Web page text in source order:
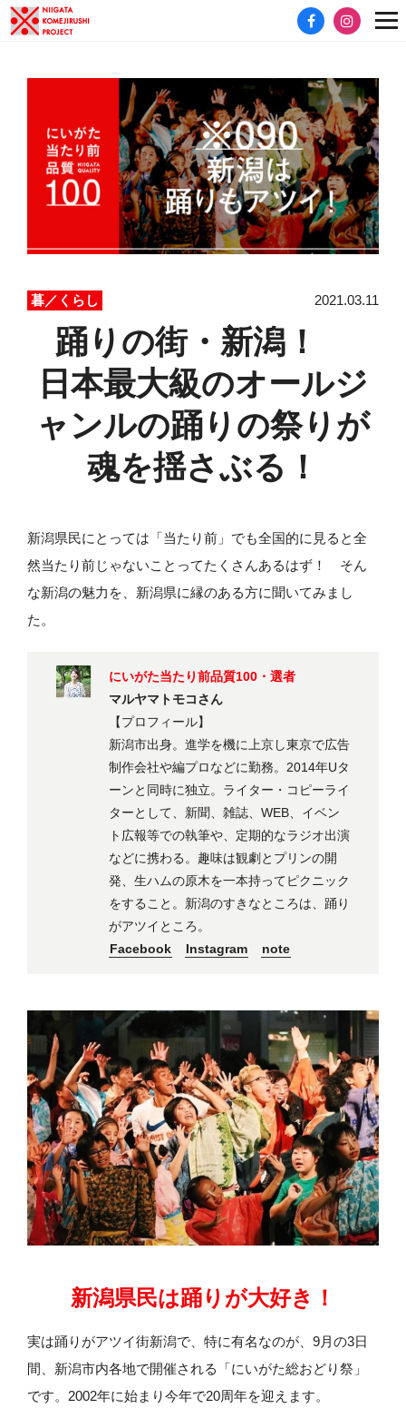
暮／くらし 2021.03.11
踊りの街・新潟！
日本最大級のオールジ
ャンルの踊りの祭りが
魂を揺さぶる！
新潟県民にとっては「当たり前」でも全国的に見ると全
然当たり前じゃないことってたくさんあるはず！ そん
な新潟の魅力を、新潟県に縁のある方に聞いてみまし
た。
にいがた当たり前品質100・選者
マルヤマトモコさん
【プロフィール】
新潟市出身。進学を機に上京し東京で広告
制作会社や編プロなどに勤務。2014年Uタ
ーンと同時に独立。ライター・コピーライ
ターとして、新聞、雑誌、WEB、イベン
ト広報等での執筆や、定期的なラジオ出演
などに携わる。趣味は観劇とプリンの開
発、生ハムの原木を一本持ってピクニック
をすること。新潟のすきなところは、踊り
がアツイところ。
Facebook
Instagram note
新潟県民は踊りが大好き！
実は踊りがアツイ街新潟で、特に有名なのが、9月の3日
間、新潟市内各地で開催される「にいがた総おどり祭」
です。2002年に始まり今年で20周年を迎えます。